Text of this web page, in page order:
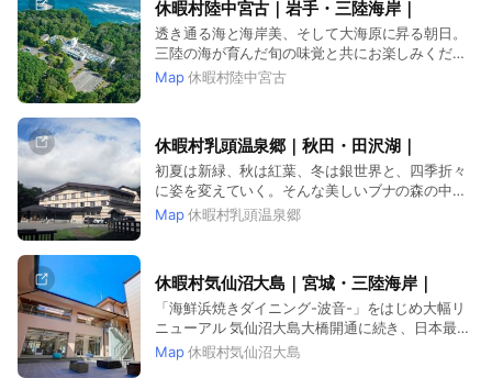
休暇村陸中宮古｜岩手・三陸海岸｜
透き通る海と海岸美、そして大海原に昇る朝日。
三陸の海が育んだ旬の味覚と共にお楽しみくださ
い。
Map 休暇村陸中宮古
休暇村乳頭温泉郷｜秋田・田沢湖｜
初夏は新緑、秋は紅葉、冬は銀世界と、四季折々
に姿を変えていく。そんな美しいブナの森の中に
たたずむのが休暇村乳頭温泉郷です。
Map 休暇村乳頭温泉郷
休暇村気仙沼大島｜宮城・三陸海岸｜
「海鮮浜焼きダイニング-波音-」をはじめ大幅リ
ニューアル 気仙沼大島大橋開通に続き、日本最長
の無料高速道路「三陸沿岸道路」も2021年12月に
Map 休暇村気仙沼大島